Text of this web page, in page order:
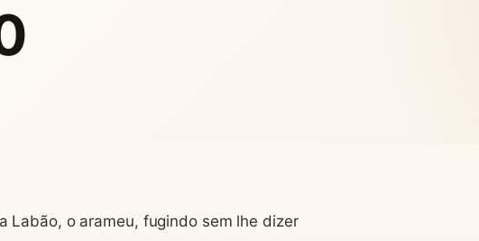
Labão, o arameu, fugindo sem lhe dizer